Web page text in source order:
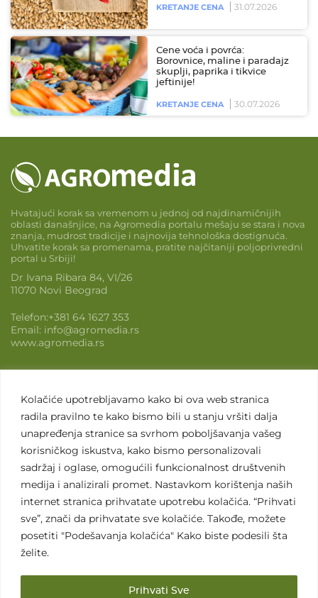
Kolačiće upotrebljavamo kako bi ova web stranica
radila pravilno te kako bismo bili u stanju vršiti dalja
unapređenja stranice sa svrhom poboljšavanja vašeg
korisničkog iskustva, kako bismo personalizovali
sadržaj i oglase, omogućili funkcionalnost društvenih
medija i analizirali promet. Nastavkom korištenja naših
internet stranica prihvatate upotrebu kolačića. “Prihvati
sve”, znači da prihvatate sve kolačiće. Takođe, možete
posetiti "Podešavanja kolačića" Kako biste podesili šta
želite.
Prihvati Sve
KRETANJE CENA 31.07.2026
Cene voća i povrća:
Borovnice, maline i paradajz
skuplji, paprika i tikvice
jeftinije!
KRETANJE CENA 30.07.2026
Hvatajući korak sa vremenom u jednoj od najdinamičnijih
oblasti današnjice, na Agromedia portalu mešaju se stara i nova
znanja, mudrost tradicije i najnovija tehnološka dostignuća.
Uhvatite korak sa promenama, pratite najčitaniji poljoprivredni
portal u Srbiji!
Dr Ivana Ribara 84, VI/26
11070 Novi Beograd
Telefon:+381 64 1627 353
Email: info@agromedia.rs
www.agromedia.rs
O nama
Svet poljoprivrede
Marketing usluge
Tražimo saradnike
Kontakt
Kontakt